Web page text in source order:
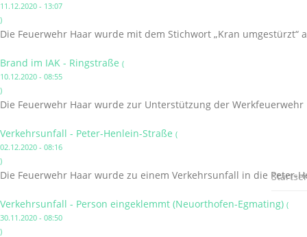
11.12.2020 - 13:07
)
Die Feuerwehr Haar wurde mit dem Stichwort „Kran
Brand im IAK - Ringstraße (
10.12.2020 - 08:55
)
Die Feuerwehr Haar wurde zur Unterstützung der
Verkehrsunfall - Peter-Henlein-Straße (
02.12.2020 - 08:16
)
Die Feuerwehr Haar wurde zu einem Verkehrsunfall in die Peter-
Verkehrsunfall - Person eingeklemmt (Neuorthofen-Egmating) (
30.11.2020 - 08:50
)